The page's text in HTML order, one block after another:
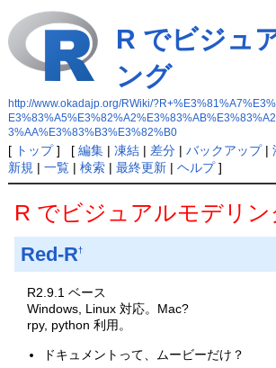
R でビジュ
ング
http://www.okadajp.org/RWiki/
3%AA%E3%83%B3%E3%82%B0
[ トップ] [ 編集| 凍結| 差分| バックアップ|
新規 | 一覧| 検索| 最終更新| ヘルプ]
R でビジュアルモデリン
Red-R†
R2.9.1 ベース
Windows, Linux 対応。Mac?
rpy, python 利用。
ドキュメントって、ムービーだけ？